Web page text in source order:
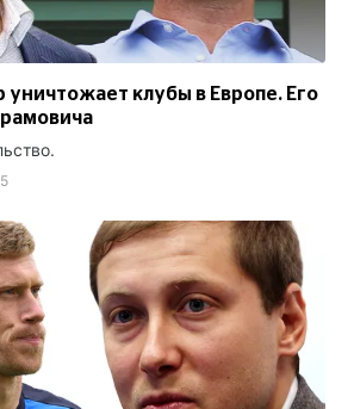
уничтожает клубы в Европе. Его